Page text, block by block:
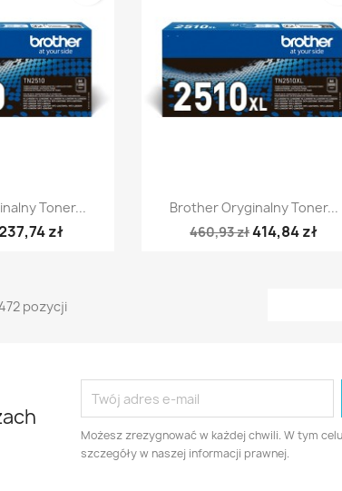
podgląd
Toner...
zł
Szybki podgląd
Brother Oryginalny Toner...
460,93 zł414,84 zł
pozycji
Możesz zrezygnować w każdej chwili. W tym
szczegóły w naszej informacji prawnej.